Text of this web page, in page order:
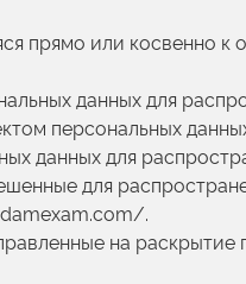
прямо или косвенно
данных для
персональных
данных для
для
.
на